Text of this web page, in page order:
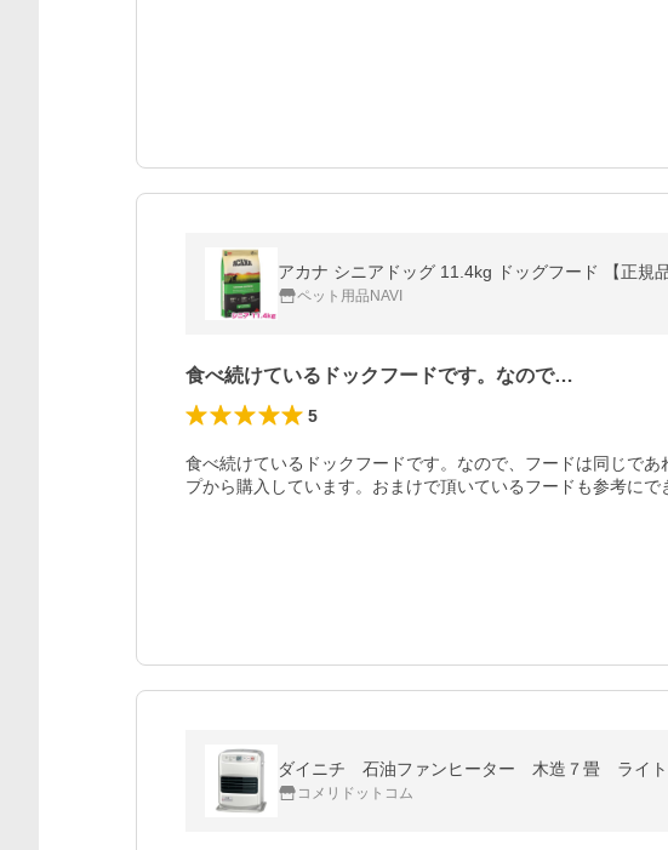
アカナ シニアドッグ 11.4kg ドッグフード 【正規品
ペット用品NAVI
食べ続けているドックフードです。なので…
5
食べ続けているドックフードです。なので、フードは同じで
プから購入しています。おまけで頂いているフードも参考にで
ダイニチ 石油ファンヒーター 木造７畳 ライト
コメリドットコム